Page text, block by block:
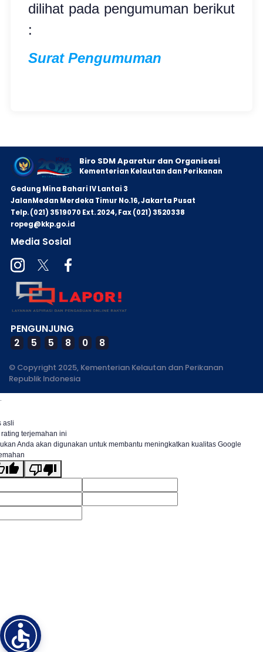
dilihat pada pengumuman berikut
:
Surat Pengumuman
Biro SDM Aparatur dan Organisasi
Kementerian Kelautan dan Perikanan
Gedung Mina Bahari IV Lantai 3
JalanMedan Merdeka Timur No.16, Jakarta Pusat
Telp. (021) 3519070 Ext. 2024, Fax (021) 3520338
ropeg@kkp.go.id
Media Sosial
PENGUNJUNG
2
5 5 8 0 8
© Copyright 2025, Kementerian Kelautan dan Perikanan
Republik Indonesia
.
asli
terjemahan ini
Anda akan digunakan untuk membantu meningkatkan kualitas Google